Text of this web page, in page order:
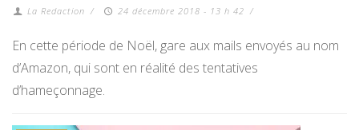
La Redaction / 24 décembre 2018 - 13 h 42 /
En cette période de Noël, gare aux mails envoyés au nom
d’Amazon, qui sont en réalité des tentatives
d’hameçonnage.